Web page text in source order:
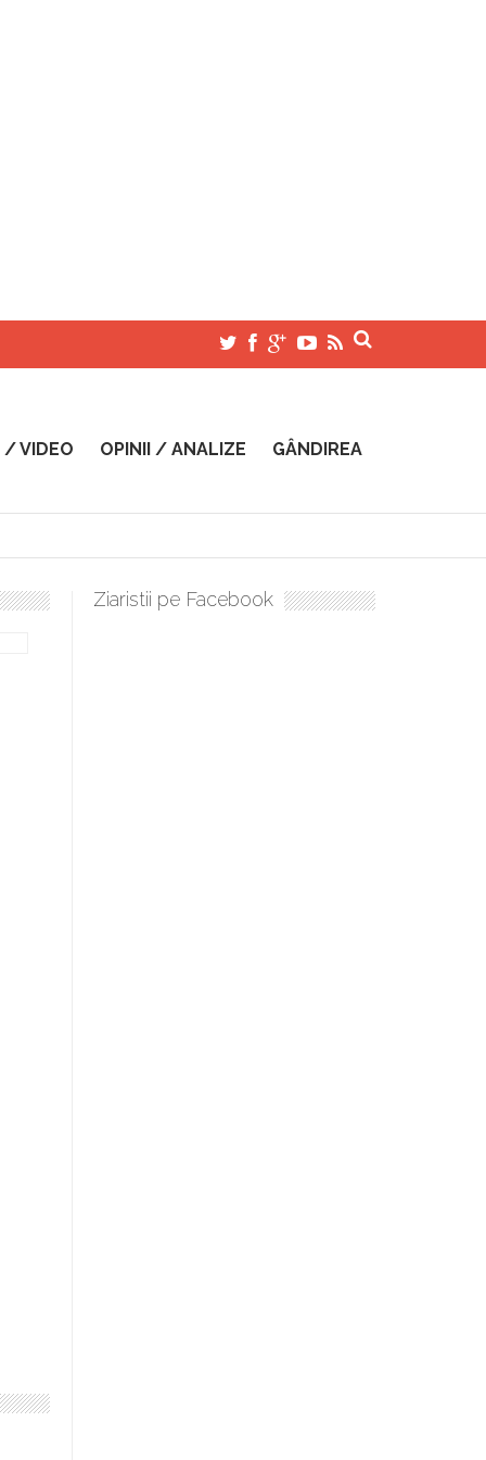
/ VIDEO OPINII / ANALIZE GÂNDIREA
sculați, boieri mari! Sara Nukina are nevoie de ajutorul nostru!
Ziaristii pe Facebook